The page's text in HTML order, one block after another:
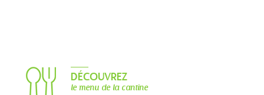
DÉCOUVREZ
le menu de la cantine